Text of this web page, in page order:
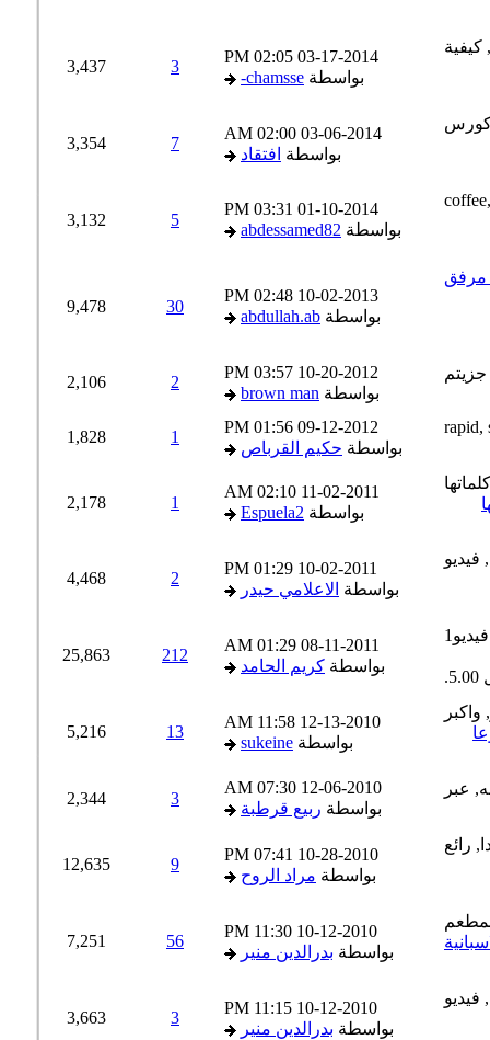
03-17-2014
02:05 PM
بواسطةchamsse-
3,437
03-06-2014
02:00 AM
بواسطةافتقاد
3,354
01-10-2014
03:31 PM
بواسطةabdessamed82
3,132
10-02-2013
02:48 PM
بواسطةabdullah.ab
30
9,478
10-20-2012
03:57 PM
بواسطةbrown man
2,106
09-12-2012
01:56 PM
بواسطةحكيم القرباص
1,828
11-02-2011
02:10 AM
بواسطةEspuela2
2,178
10-02-2011
01:29 PM
بواسطةالاعلامي حيدر
4,468
08-11-2011
01:29 AM
بواسطةكريم الحامد
212
25,863
12-13-2010
11:58 AM
بواسطةsukeine
13
5,216
12-06-2010
07:30 AM
بواسطةربيع قرطبة
2,344
10-28-2010
07:41 PM
بواسطةمراد الروح
12,635
10-12-2010
11:30 PM
بواسطةبدرالدين منير
56
7,251
10-12-2010
11:15 PM
بواسطةبدرالدين منير
3,663